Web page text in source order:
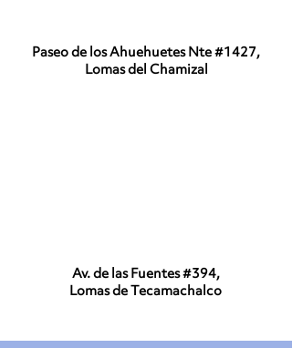
Paseo de los Ahuehuetes Nte #1427,
Lomas del Chamizal
Av. de las Fuentes #394,
Lomas de Tecamachalco